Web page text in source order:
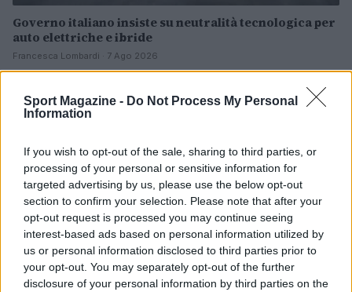
Sport Magazine - Do Not Process My Personal
Information
If you wish to opt-out of the sale, sharing to third parties, or
processing of your personal or sensitive information for
targeted advertising by us, please use the below opt-out
section to confirm your selection. Please note that after your
opt-out request is processed you may continue seeing
interest-based ads based on personal information utilized by
us or personal information disclosed to third parties prior to
your opt-out. You may separately opt-out of the further
disclosure of your personal information by third parties on the
Governo italiano insiste su neutralità tecnologica per
auto elettriche e ibride
Francesca Lombardi · 7 Ago 2026